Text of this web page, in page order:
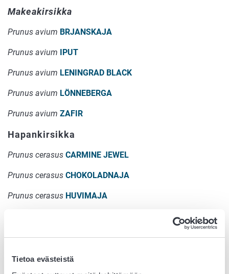
Tietoa evästeistä
Makeakirsikka
Prunus avium BRJANSKAJA
Prunus avium IPUT
Prunus avium LENINGRAD BLACK
Prunus avium LÖNNEBERGA
Prunus avium ZAFIR
Hapankirsikka
Prunus cerasus CARMINE JEWEL
Prunus cerasus CHOKOLADNAJA
Prunus cerasus HUVIMAJA
Prunus cerasusMAIKKULA
Prunus cerasus RAAHEN KIRSIKKA